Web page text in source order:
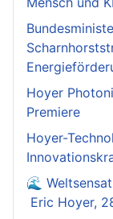
Hoyer
Premiere
Hoyer-
🌊
Eric Hoyer,